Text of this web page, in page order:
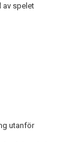
av spelet
utanför